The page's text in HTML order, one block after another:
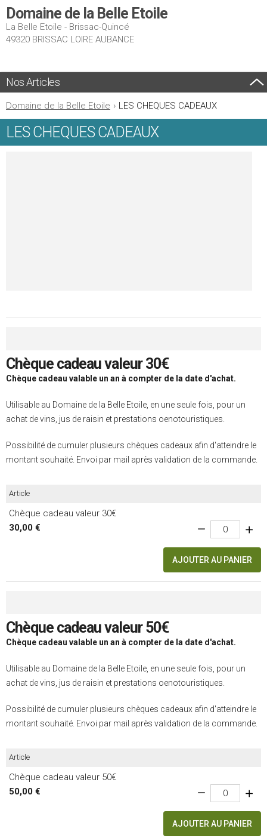
Domaine de la Belle Etoile
La Belle Etoile - Brissac-Quincé
49320 BRISSAC LOIRE AUBANCE
Nos Articles
Domaine de la Belle Etoile › LES CHEQUES CADEAUX
LES CHEQUES CADEAUX
Chèque cadeau valeur 30€
Chèque cadeau valable un an à compter de la date d'achat.
Utilisable au Domaine de la Belle Etoile, en une seule fois, pour un
achat de vins, jus de raisin et prestations oenotouristiques.
Possibilité de cumuler plusieurs chèques cadeaux afin d'atteindre le
montant souhaité. Envoi par mail après validation de la commande.
Article
Chèque cadeau valeur 30€
30,00 €
AJOUTER AU PANIER
Chèque cadeau valeur 50€
Chèque cadeau valable un an à compter de la date d'achat.
Utilisable au Domaine de la Belle Etoile, en une seule fois, pour un
achat de vins, jus de raisin et prestations oenotouristiques.
Possibilité de cumuler plusieurs chèques cadeaux afin d'atteindre le
montant souhaité. Envoi par mail après validation de la commande.
Article
Chèque cadeau valeur 50€
50,00 €
AJOUTER AU PANIER